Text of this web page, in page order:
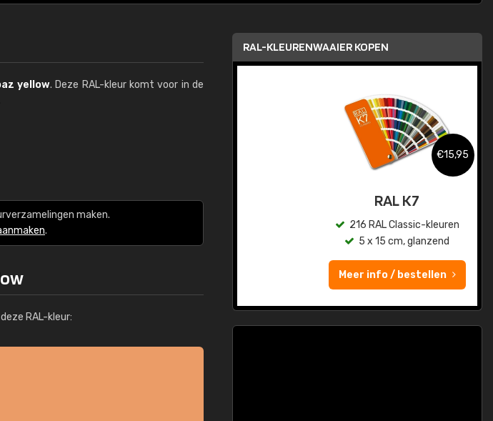
yellow. Deze RAL-kleur komt voor in de
maken.
.
RAL-kleur:
RAL-KLEURENWAAIER KOPEN
RAL K7 op waterbasis
€15,95
RAL K7
216 RAL Classic-kleuren
5 x 15 cm, glanzend
Meer info / bestellen